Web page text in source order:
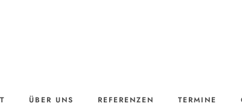
ÜBER UNS REFERENZEN TERMINE